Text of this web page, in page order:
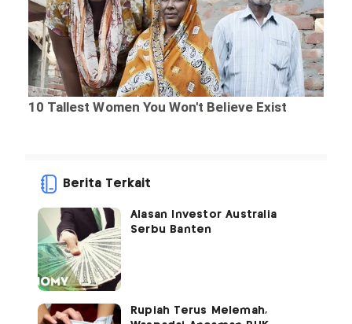
Berita Terkait
Alasan Investor Australia
Serbu Banten
Rupiah Terus Melemah,